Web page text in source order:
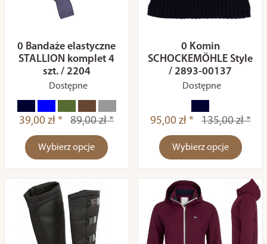
0 Bandaże elastyczne
STALLION komplet 4
szt. / 2204
Dostępne
39,00 zł * 89,00 zł *
Wybierz opcje
0 Komin
SCHOCKEMÖHLE Style
/ 2893-00137
Dostępne
95,00 zł * 135,00 zł *
Wybierz opcje